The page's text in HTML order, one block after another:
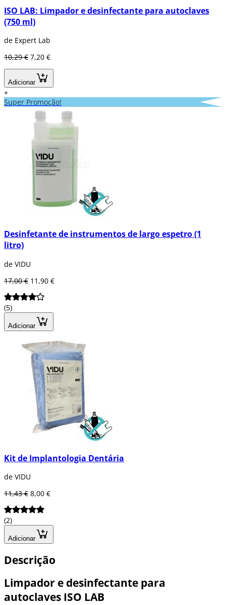
ISO LAB: Limpador e desinfectante para autoclaves
(750 ml)
de Expert Lab
10,29 € 7,20 €
Adicionar
+
Super Promoção!
Desinfetante de instrumentos de largo espetro (1
litro)
de VIDU
17,00 € 11,90 €
(5)
Adicionar
Kit de Implantologia Dentária
de VIDU
11,43 € 8,00 €
(2)
Adicionar
Descrição
Limpador e desinfectante para
autoclaves ISO LAB